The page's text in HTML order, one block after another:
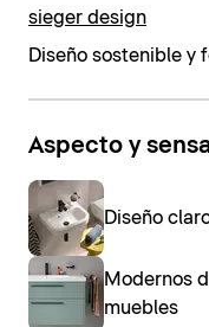
sieger design
Diseño sostenible y
Aspecto y
Diseño
Modernos
muebles